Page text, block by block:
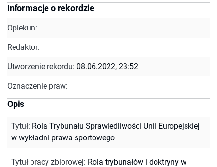
Informacje o rekordzie
Opiekun:
Redaktor:
Utworzenie rekordu: 08.06.2022, 23:52
Oznaczenie praw:
Opis
Tytuł: Rola Trybunału Sprawiedliwości Unii Europejskiej
w wykładni prawa sportowego
Tytuł pracy zbiorowej: Rola trybunałów i doktryny w